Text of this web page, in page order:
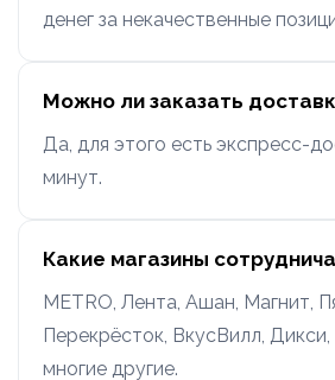
денег за некачественные
Можно ли заказать
Да, для этого есть экспресс-
минут.
Какие магазины
METRO, Лента, Ашан, Магнит,
Перекрёсток, ВкусВилл,
многие другие.